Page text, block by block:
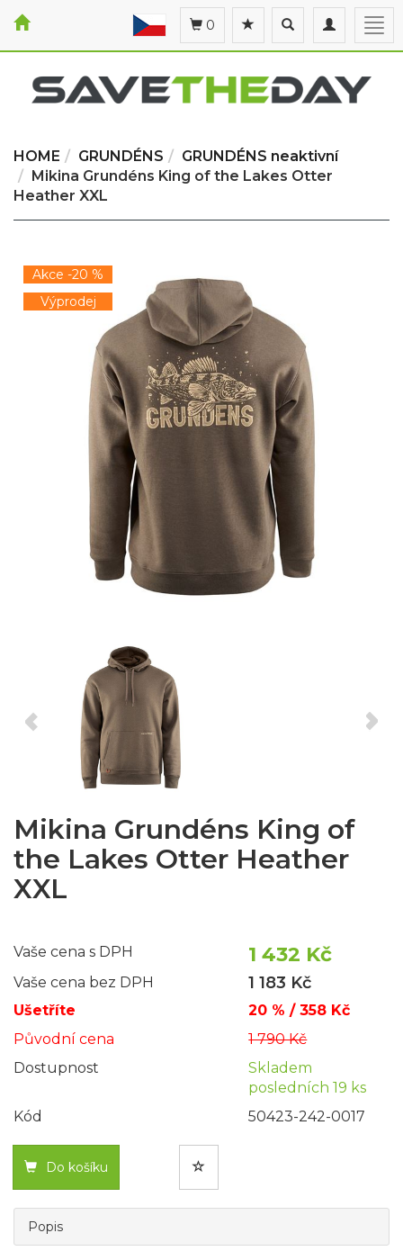
Toggle
navigation
Toggle
search
0
HOME GRUNDÉNS
GRUNDÉNS neaktivní
Mikina Grundéns King of the Lakes Otter
Heather XXL
Akce -20 %
Výprodej
Mikina Grundéns King of
the Lakes Otter Heather
XXL
Vaše cena s DPH 1 432 Kč
Vaše cena bez DPH 1 183 Kč
Ušetříte
20 % / 358 Kč
Původní cena
1 790 Kč
Dostupnost
Skladem
posledních 19 ks
Kód
50423-242-0017
Do košíku
Popis